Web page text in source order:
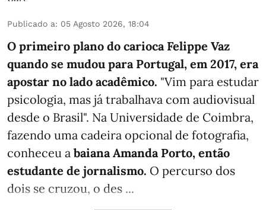
Publicado a: 05 Agosto 2026, 18:04
O primeiro plano do carioca Felippe Vaz
quando se mudou para Portugal, em 2017, era
apostar no lado acadêmico. "Vim para estudar
psicologia, mas já trabalhava com audiovisual
desde o Brasil". Na Universidade de Coimbra,
fazendo uma cadeira opcional de fotografia,
conheceu a baiana Amanda Porto, então
estudante de jornalismo. O percurso dos
dois se cruzou, o des ...